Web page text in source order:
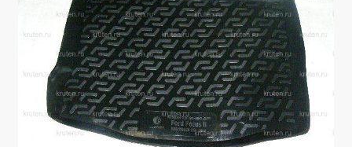
данных
Производители
Юридические данные